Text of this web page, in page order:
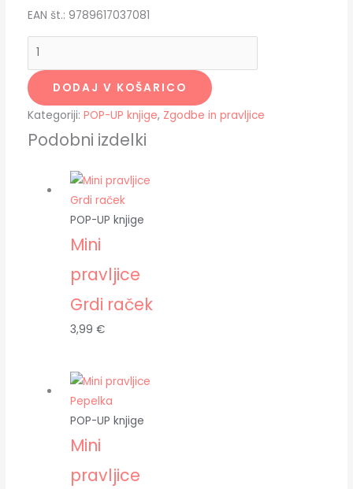
EAN št.: 9789617037081
DODAJ V KOŠARICO
Kategoriji: POP-UP knjige, Zgodbe in pravljice
Podobni izdelki
POP-UP knjige
Mini
pravljice
Grdi raček
3,99€
POP-UP knjige
Mini
pravljice